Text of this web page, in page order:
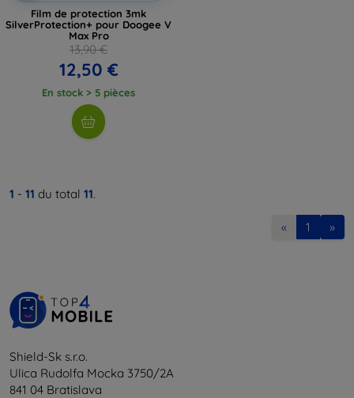
Film de protection 3mk
SilverProtection+ pour Doogee V
Max Pro
13,90 €
12,50 €
En stock > 5 pièces
1 - 11 du total 11.
« 1 »
Shield-Sk s.r.o.
Ulica Rudolfa Mocka 3750/2A
841 04 Bratislava